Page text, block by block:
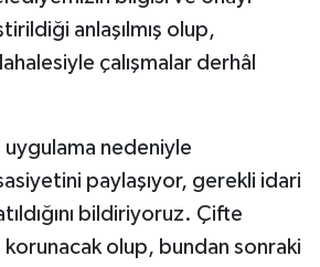
anlaşılmış olup,
çalışmalar derhâl
uygulama nedeniyle
paylaşıyor, gerekli idari
bildiriyoruz. Çifte
korunacak olup, bundan sonraki